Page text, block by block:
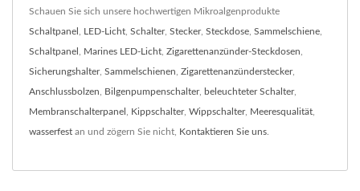
Schauen Sie sich unsere hochwertigen Mikroalgenprodukte
Schaltpanel LED-Licht Schalter, Stecker, Steckdose Sammelschiene
Schaltpanel Marines LED-Licht Zigarettenanzünder-Steckdosen
Sicherungshalter, Sammelschienen Zigarettenanzünderstecker,
Anschlussbolzen Bilgenpumpenschalter, beleuchteter Schalter,
Membranschalterpanel Kippschalter, Wippschalter, Meeresqualität
wasserfest an und zögern Sie nicht, Kontaktieren Sie uns